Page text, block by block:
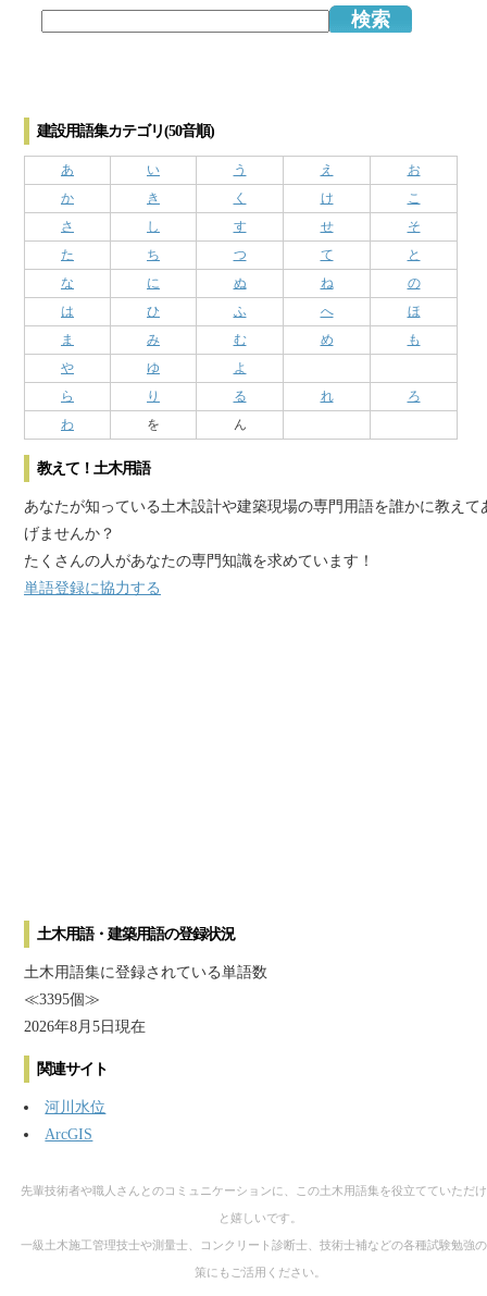
建設用語集カテゴリ(50音順)
あ い う え
お
か
き く け
こ
さ
し す せ
そ
た
ち つ て
と
な
に ぬ ね
の
は
ひ ふ へ
ほ
ま
み む め
も
や
ゆ
よ
ら
り る れ
ろ
わ
を ん
教えて！土木用語
あなたが知っている土木設計や建築現場の専門用語を誰かに教えて
げませんか？
たくさんの人があなたの専門知識を求めています！
単語登録に協力する
土木用語・建築用語の登録状況
土木用語集に登録されている単語数
≪3395個≫
2026年8月5日現在
関連サイト
河川水位
ArcGIS
先輩技術者や職人さんとのコミュニケーションに、この土木用語集を役立てていただ
と嬉しいです。
一級土木施工管理技士や測量士、コンクリート診断士、技術士補などの各種試験勉強
策にもご活用ください。